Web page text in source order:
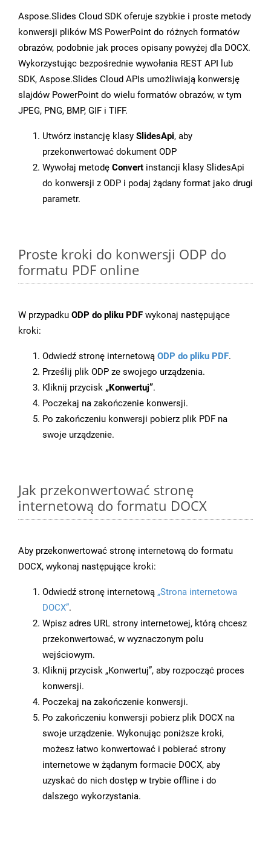
Aspose.Slides Cloud SDK oferuje szybkie i proste metody
konwersji plików MS PowerPoint do różnych formatów
obrazów, podobnie jak proces opisany powyżej dla DOCX.
Wykorzystując bezpośrednie wywołania REST API lub
SDK, Aspose.Slides Cloud APIs umożliwiają konwersję
slajdów PowerPoint do wielu formatów obrazów, w tym
JPEG, PNG, BMP, GIF i TIFF.
Utwórz instancję klasy SlidesApi, aby
przekonwertować dokument ODP
Wywołaj metodę Convert instancji klasy SlidesApi
do konwersji z ODP i podaj żądany format jako drugi
parametr.
Proste kroki do konwersji ODP do
formatu PDF online
W przypadku ODP do pliku PDF wykonaj następujące
kroki:
Odwiedź stronę internetową ODP do pliku PDF.
Prześlij plik ODP ze swojego urządzenia.
Kliknij przycisk „Konwertuj”.
Poczekaj na zakończenie konwersji.
Po zakończeniu konwersji pobierz plik PDF na
swoje urządzenie.
Jak przekonwertować stronę
internetową do formatu DOCX
Aby przekonwertować stronę internetową do formatu
DOCX, wykonaj następujące kroki:
Odwiedź stronę internetową „Strona internetowa
DOCX”.
Wpisz adres URL strony internetowej, którą chcesz
przekonwertować, w wyznaczonym polu
wejściowym.
Kliknij przycisk „Konwertuj”, aby rozpocząć proces
konwersji.
Poczekaj na zakończenie konwersji.
Po zakończeniu konwersji pobierz plik DOCX na
swoje urządzenie. Wykonując poniższe kroki,
możesz łatwo konwertować i pobierać strony
internetowe w żądanym formacie DOCX, aby
uzyskać do nich dostęp w trybie offline i do
dalszego wykorzystania.